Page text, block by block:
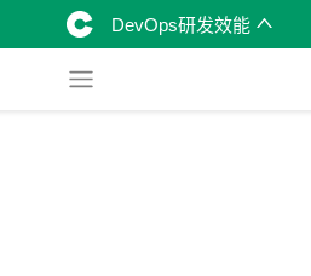
DevOps研发效能